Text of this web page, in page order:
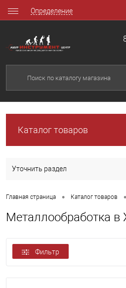
Определение
Каталог товаров
Уточнить раздел
Главная страница • Каталог товаров •
Металлообработка в
Фильтр